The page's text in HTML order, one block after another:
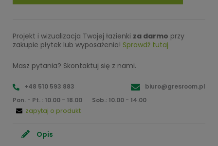
Projekt i wizualizacja Twojej łazienki za darmo przy
zakupie płytek lub wyposażenia! Sprawdź tutaj
Masz pytania? Skontaktuj się z nami.
+48 510 593 883
biuro@gresroom.pl
Pon. - Pt. : 10.00 - 18.00
Sob.: 10.00 - 14.00
zapytaj o produkt
Opis